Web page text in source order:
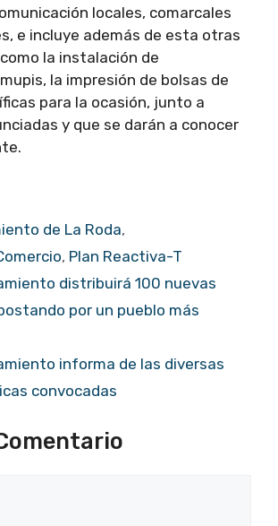
locales, comarcales
e incluye además de esta otras
la instalación de
la impresión de bolsas de
para la ocasión, junto a
y que se darán a conocer
de La Roda,
, Plan Reactiva-T
distribuirá 100 nuevas
por un pueblo más
informa de las diversas
convocadas